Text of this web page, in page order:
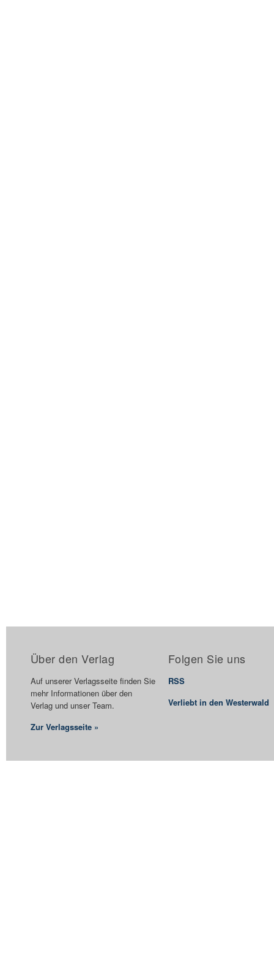
Über den Verlag
Auf unserer Verlagsseite finden Sie
mehr Informationen über den
Verlag und unser Team.
Zur Verlagsseite »
Folgen Sie uns
RSS
Verliebt in den Westerwald